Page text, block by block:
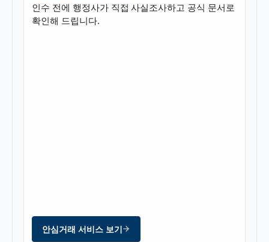
인수 전에 행정사가 직접 사실조사하고 공식 문서로
확인해 드립니다.
안심거래 서비스 보기